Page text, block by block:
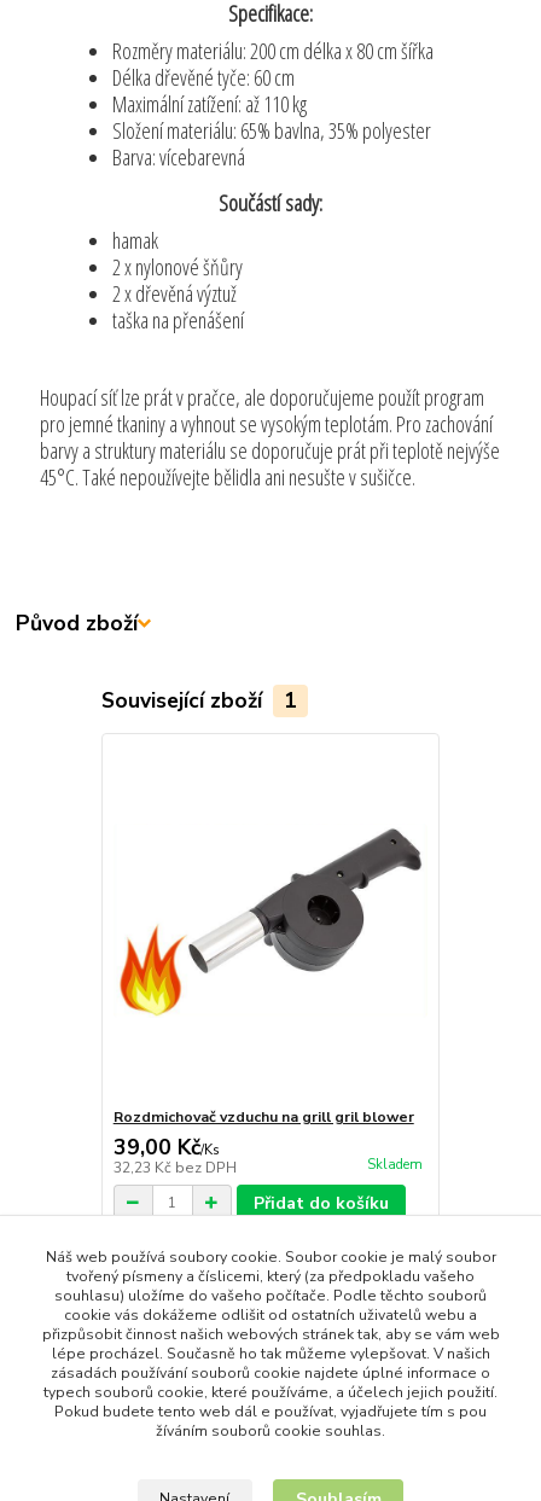
Specifikace:
Rozměry materiálu: 200 cm délka x 80 cm šířka
Délka dřevěné tyče: 60 cm
Maximální zatížení: až 110 kg
Složení materiálu: 65% bavlna, 35% polyester
Barva: vícebarevná
Součástí sady:
hamak
2 x nylonové šňůry
2 x dřevěná výztuž
taška na přenášení
Houpací síť lze prát v pračce, ale doporučujeme použít program
pro jemné tkaniny a vyhnout se vysokým teplotám. Pro zachování
barvy a struktury materiálu se doporučuje prát při teplotě nejvýše
45°C. Také nepoužívejte bělidla ani nesušte v sušičce.
Původ zboží
Související zboží 1
Rozdmichovač vzduchu na grill gril blower
39,00 Kč/Ks
32,23 Kč bez DPH Skladem
Přidat do košíku
Zboží zařazeno v kategoriích
Všechny produkty
Zahrada
Náš web používá soubory cookie. Soubor cookie je malý soubor
tvořený písmeny a číslicemi, který (za předpokladu vašeho
souhlasu) uložíme do vašeho počítače. Podle těchto souborů
cookie vás dokážeme odlišit od ostatních uživatelů webu a
přizpůsobit činnost našich webových stránek tak, aby se vám web
lépe procházel. Současně ho tak můžeme vylepšovat. V našich
zásadách používání souborů cookie najdete úplné informace o
typech souborů cookie, které používáme, a účelech jejich použití.
Pokud budete tento web dál e používat, vyjadřujete tím s pou
žíváním souborů cookie souhlas.